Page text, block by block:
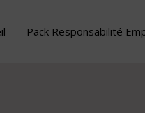
Pack Responsabilité